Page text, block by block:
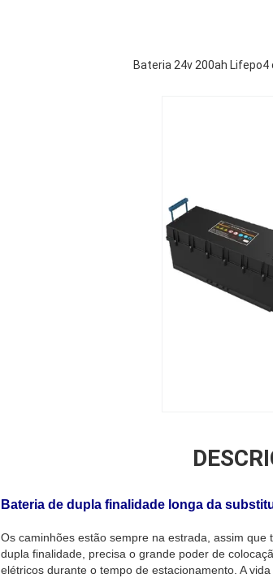
Bateria 24v 200ah Lifepo4
Bateria de dupla finalidade longa da
Os caminhões estão sempre na estrada, assim
dupla finalidade, precisa o grande poder de
elétricos durante o tempo de estacionamento. A